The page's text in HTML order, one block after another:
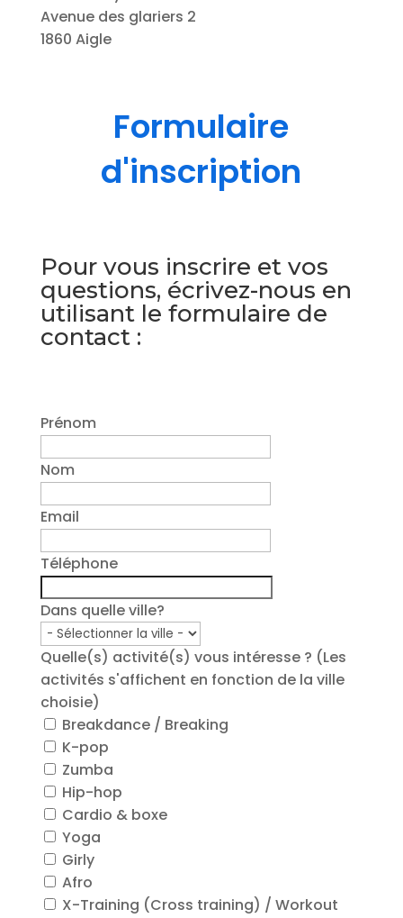
Breakdance / Breaking
Âge du participant (Nous vous placerons
dans un cours adapté à la tranche d’âge)
activité ? (Cela nous est utile pour vous
S'inscrire
S'INSCRIRE POUR LE